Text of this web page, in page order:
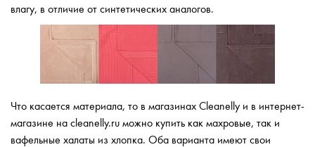
влагу, в отличие от синтетических аналогов.
Что касается материала, то в магазинах Cleanelly и в интернет-
магазине на cleanelly.ru можно купить как махровые, так и
вафельные халаты из хлопка. Оба варианта имеют свои